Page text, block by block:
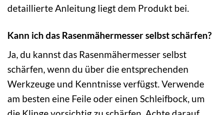
detaillierte Anleitung liegt dem Produkt bei.
Kann ich das Rasenmähermesser selbst schärfen?
Ja, du kannst das Rasenmähermesser selbst
schärfen, wenn du über die entsprechenden
Werkzeuge und Kenntnisse verfügst. Verwende
am besten eine Feile oder einen Schleifbock, um